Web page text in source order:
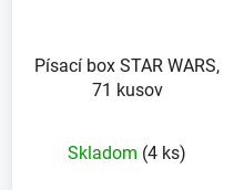
Písací box STAR WARS,
71 kusov
Skladom (4 ks)